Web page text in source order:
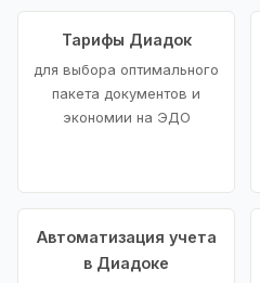
Тарифы Диадок
для выбора оптимального
пакета документов и
экономии на ЭДО
Автоматизация учета
в Диадоке